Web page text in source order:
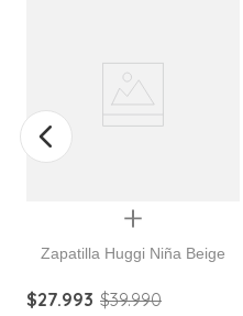
Quickview
Zapatilla Huggi Niña Beige
$27.993 $39.990